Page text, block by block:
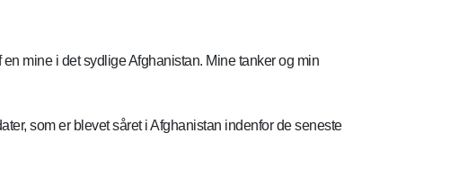
mine i det sydlige Afghanistan. Mine tanker og min
som er blevet såret i Afghanistan indenfor de seneste